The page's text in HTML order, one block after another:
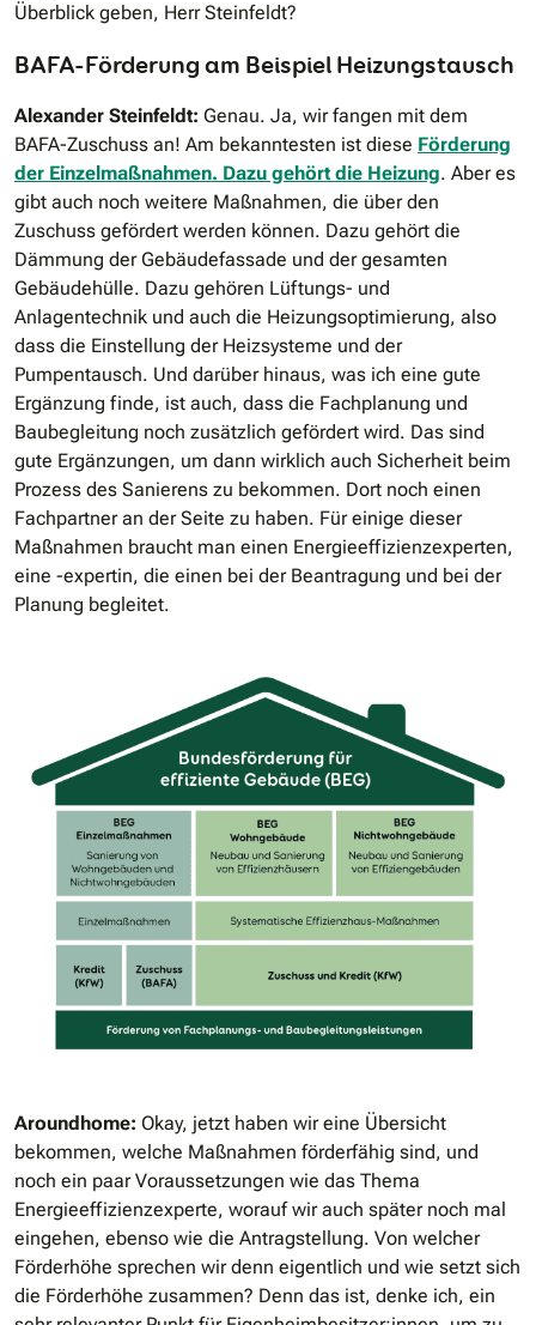
Überblick geben, Herr Steinfeldt?
BAFA-Förderung am Beispiel Heizungstausch
Alexander Steinfeldt: Genau. Ja, wir fangen mit dem
BAFA-Zuschuss an! Am bekanntesten ist diese Förderung
der Einzelmaßnahmen. Dazu gehört die Heizung. Aber es
gibt auch noch weitere Maßnahmen, die über den
Zuschuss gefördert werden können. Dazu gehört die
Dämmung der Gebäudefassade und der gesamten
Gebäudehülle. Dazu gehören Lüftungs- und
Anlagentechnik und auch die Heizungsoptimierung, also
dass die Einstellung der Heizsysteme und der
Pumpentausch. Und darüber hinaus, was ich eine gute
Ergänzung finde, ist auch, dass die Fachplanung und
Baubegleitung noch zusätzlich gefördert wird. Das sind
gute Ergänzungen, um dann wirklich auch Sicherheit beim
Prozess des Sanierens zu bekommen. Dort noch einen
Fachpartner an der Seite zu haben. Für einige dieser
Maßnahmen braucht man einen Energieeffizienzexperten,
eine -expertin, die einen bei der Beantragung und bei der
Planung begleitet.
Aroundhome: Okay, jetzt haben wir eine Übersicht
bekommen, welche Maßnahmen förderfähig sind, und
noch ein paar Voraussetzungen wie das Thema
Energieeffizienzexperte, worauf wir auch später noch mal
eingehen, ebenso wie die Antragstellung. Von welcher
Förderhöhe sprechen wir denn eigentlich und wie setzt sich
die Förderhöhe zusammen? Denn das ist, denke ich, ein